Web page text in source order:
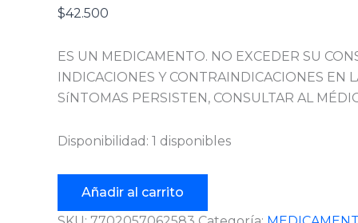
$42.500
ES UN MEDICAMENTO. NO EXCEDER SU
INDICACIONES Y CONTRAINDICACIONES EN
SíNTOMAS PERSISTEN, CONSULTAR AL
Disponibilidad: 1 disponibles
Añadir al carrito